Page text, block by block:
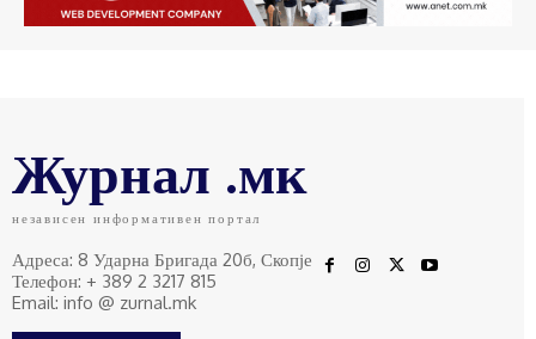
Журнал .мк
независен информативен портал
Адреса: 8 Ударна Бригада 20б, Скопје
Телефон: + 389 2 3217 815
Email: info @ zurnal.mk